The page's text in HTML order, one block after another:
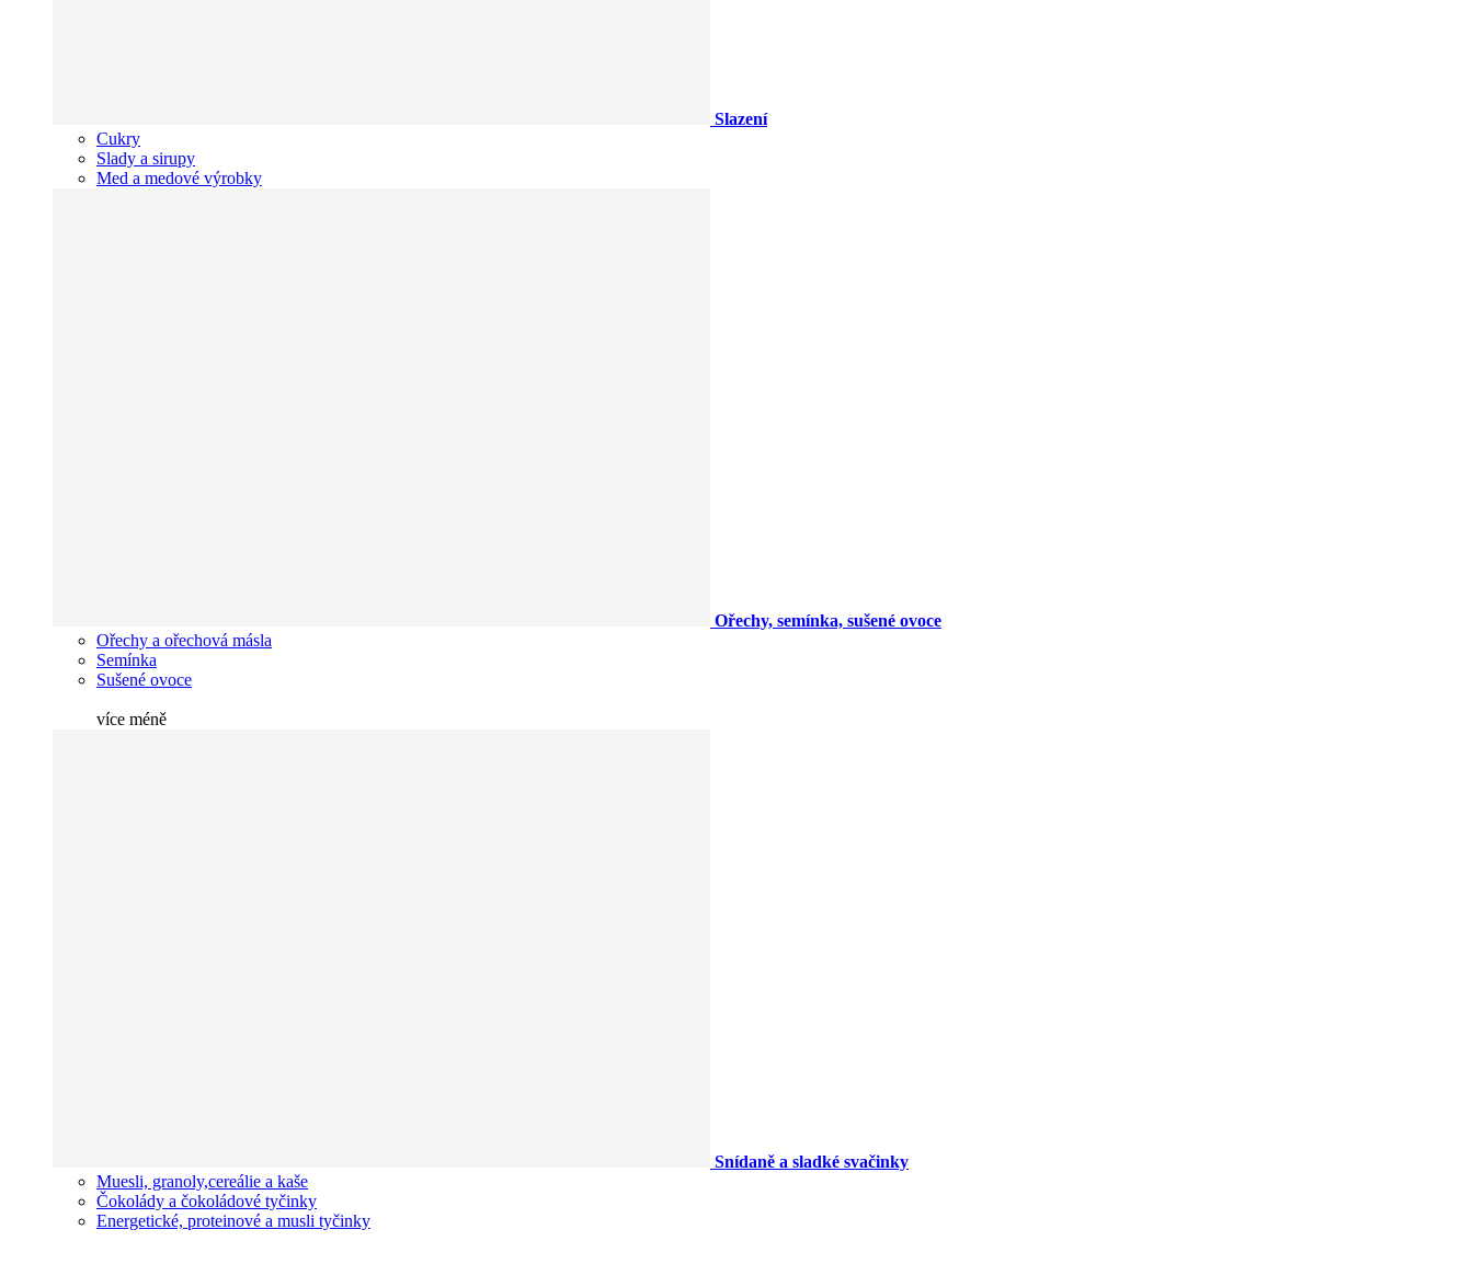
Slazení
Cukry
Slady a sirupy
Med a medové výrobky
Ořechy, semínka, sušené ovoce
Ořechy a ořechová másla
Semínka
Sušené ovoce
více méně
Snídaně a sladké svačinky
Muesli, granoly,cereálie a kaše
Čokolády a čokoládové tyčinky
Energetické, proteinové a musli tyčinky